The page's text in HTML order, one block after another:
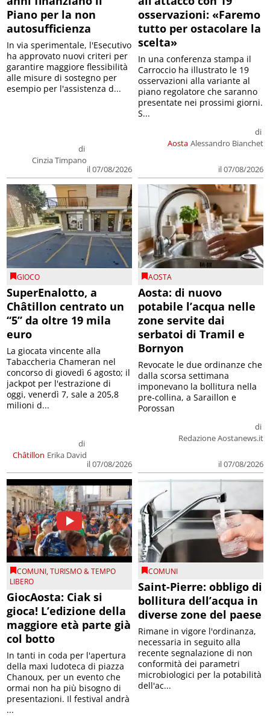
Piano per la non
autosufficienza
di
Cinzia Timpano
il 07/08/2026
In via sperimentale, l'Esecutivo
ha approvato nuovi criteri per
garantire maggiore flessibilità
alle misure di sostegno per
esempio per l'assistenza d...
osservazioni: «Faremo
tutto per ostacolare la
scelta»
Aosta
di
Alessandro Bianchet
il 07/08/2026
In una conferenza stampa il
Carroccio ha illustrato le 19
osservazioni alla variante al
piano regolatore che saranno
presentate nei prossimi giorni.
S...
GIOCO
SuperEnalotto, a
Châtillon centrato un
“5” da oltre 19 mila
euro
Châtillon
di
Erika David
il 07/08/2026
La giocata vincente alla
Tabaccheria Chameran nel
concorso di giovedì 6 agosto; il
jackpot per l'estrazione di
oggi, venerdì 7, sale a 205,8
milioni d...
AOSTA
Aosta: di nuovo
potabile l’acqua nelle
zone servite dai
serbatoi di Tramil e
Bornyon
di
Redazione Aostanews.it
il 07/08/2026
Revocate le due ordinanze che
dalla scorsa settimana
imponevano la bollitura nella
pre-collina, a Saraillon e
Porossan
COMUNI,TURISMO & TEMPO
LIBERO
GiocAosta: Ciak si
gioca! L’edizione della
maggiore età parte già
col botto
In tanti in coda per l'apertura
della maxi ludoteca di piazza
Chanoux, per un evento che
ormai non ha più bisogno di
presentazioni. Il festival andrà
...
COMUNI
Saint-Pierre: obbligo di
bollitura dell’acqua in
diverse zone del paese
Rimane in vigore l'ordinanza,
necessaria in seguito alla
recente segnalazione di non
conformità dei parametri
microbiologici per la potabilità
dell'ac...